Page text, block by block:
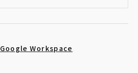
Google Workspace